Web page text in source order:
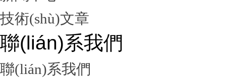
技術(shù)文章
聯(lián)系我們
聯(lián)系我們